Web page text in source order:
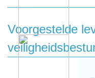
Voorgestelde